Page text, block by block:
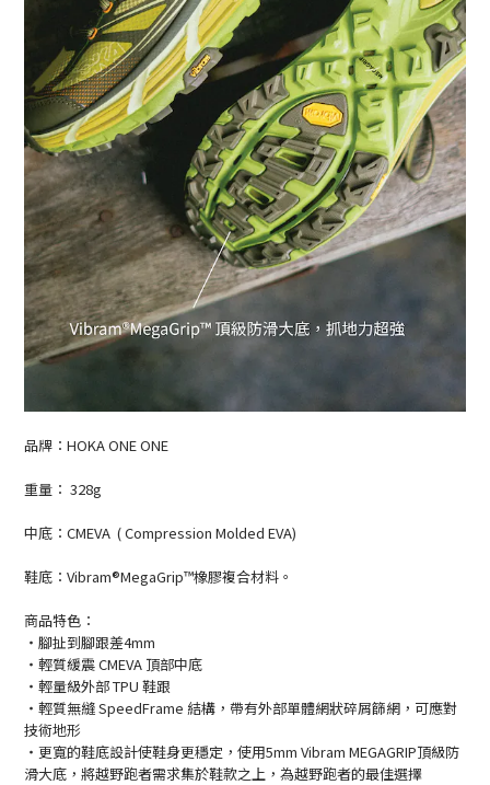
品牌：HOKA ONE ONE
重量： 328g
中底：CMEVA ( Compression Molded EVA)
鞋底：Vibram®MegaGrip™橡膠複合材料。
商品特色：
・腳扯到腳跟差4mm
・輕質緩震 CMEVA 頂部中底
・輕量級外部 TPU 鞋跟
・輕質無縫 SpeedFrame 結構，帶有外部單體網狀碎屑篩網，可應對
技術地形
・更寬的鞋底設計使鞋身更穩定，使用5mm Vibram MEGAGRIP頂級防
滑大底，將越野跑者需求集於鞋款之上，為越野跑者的最佳選擇